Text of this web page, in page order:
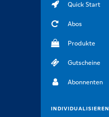
Quick Start
Abos
Produkte
Gutscheine
Abonnenten
INDIVIDUALISIEREN